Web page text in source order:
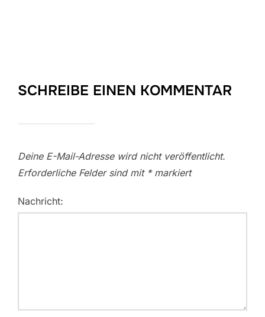
SCHREIBE EINEN KOMMENTAR
Deine E-Mail-Adresse wird nicht veröffentlicht.
Erforderliche Felder sind mit *markiert
Nachricht: